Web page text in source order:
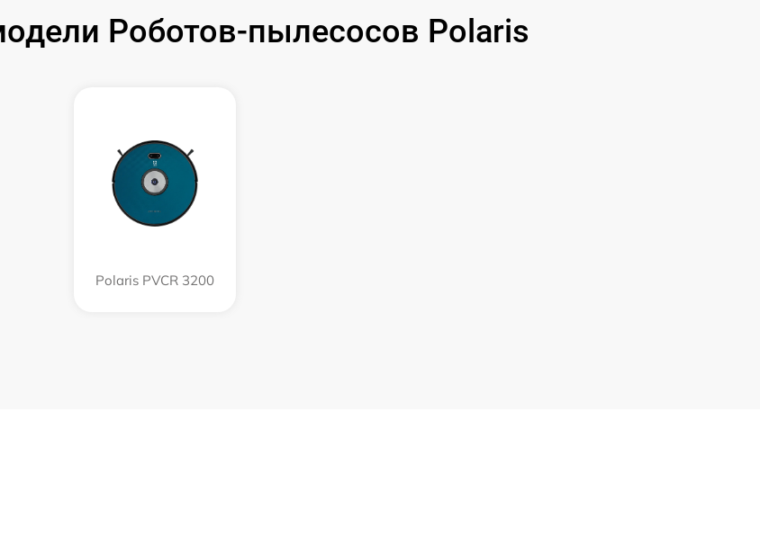
Роботов-пылесосов Polaris
Polaris PVCR 3200